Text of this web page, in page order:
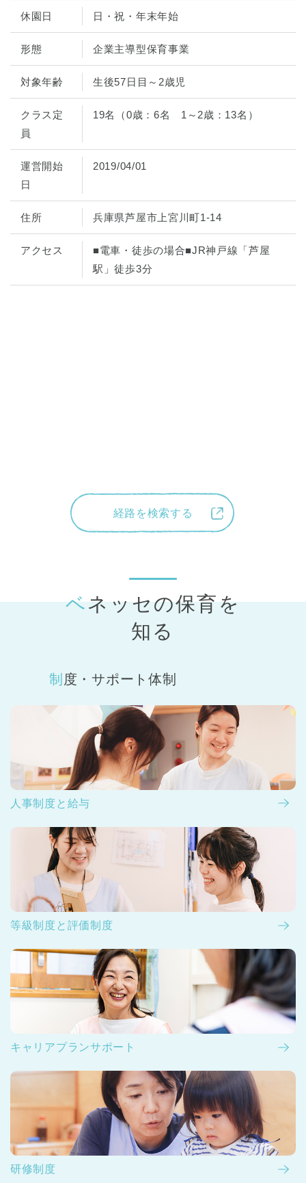
休園日 日・祝・年末年始
形態 企業主導型保育事業
対象年齢 生後57日目～2歳児
クラス定
員
19名（0歳：6名 1～2歳：13名）
運営開始
日
2019/04/01
住所 兵庫県芦屋市上宮川町1-14
アクセス
■電車・徒歩の場合■JR神戸線「芦屋
駅」徒歩3分
経路を検索する
ベネッセの保育を
知る
制度・サポート体制
人事制度と給与
等級制度と評価制度
キャリアプランサポート
研修制度